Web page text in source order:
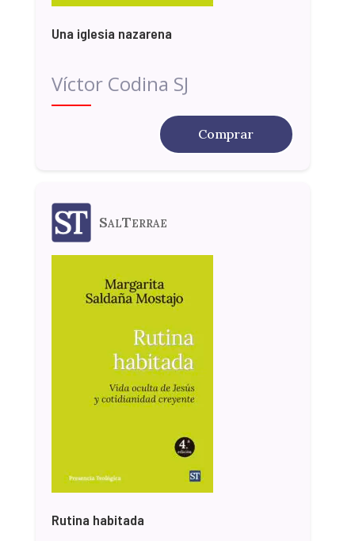
Una iglesia nazarena
Víctor Codina SJ
Comprar
SalTerrae
Rutina habitada